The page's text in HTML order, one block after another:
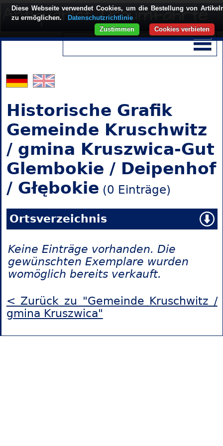
Historische Grafik
Gemeinde Kruschwitz
/ gmina Kruszwica-Gut
Glembokie / Deipenhof
/ Głębokie (0 Einträge)
Ortsverzeichnis
Keine Einträge vorhanden. Die
gewünschten Exemplare wurden
womöglich bereits verkauft.
< Zurück zu "Gemeinde Kruschwitz /
gmina Kruszwica"
Diese Webseite verwendet Cookies, um die Bestellung von
zu ermöglichen.
Datenschutzrichtlinie
Cookies verbieten
Zustimmen